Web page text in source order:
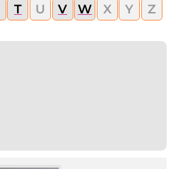
T U V W X Y Z